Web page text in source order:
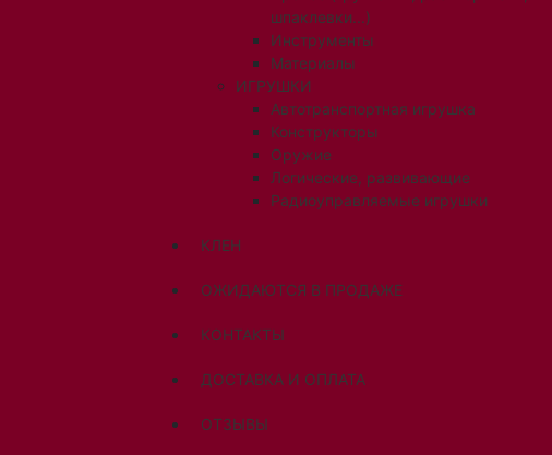
шпаклевки...)
Инструменты
Материалы
ИГРУШКИ
Автотранспортная игрушка
Конструкторы
Оружие
Логические, развивающие
Радиоуправляемые игрушки
КЛЕН
ОЖИДАЮТСЯ В ПРОДАЖЕ
КОНТАКТЫ
ДОСТАВКА И ОПЛАТА
ОТЗЫВЫ